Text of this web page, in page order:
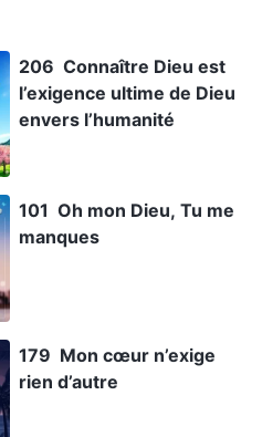
206 Connaître Dieu est
l’exigence ultime de Dieu
envers l’humanité
101 Oh mon Dieu, Tu me
manques
179 Mon cœur n’exige
rien d’autre